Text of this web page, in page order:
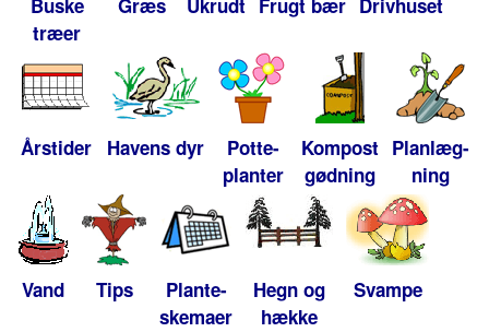
Buske
træer
Græs Ukrudt Frugt bær Drivhuset
Årstider Havens dyr
Potte-
planter
Kompost
gødning
Planlæg-
ning
Vand Tips
Plante-
skemaer
Hegn og
hække
Svampe